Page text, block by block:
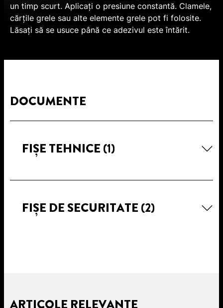
un timp scurt. Aplicați o presiune constantă. Clamele,
cărțile grele sau alte elemente grele pot fi folosite.
Lăsați să se usuce până ce adezivul este întărit.
DOCUMENTE
FIȘE TEHNICE (1)
FIȘE DE SECURITATE (2)
ARTICOLE RELEVANTE